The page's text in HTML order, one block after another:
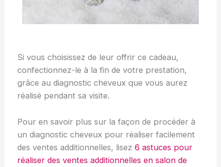
Si vous choisissez de leur offrir ce cadeau,
confectionnez-le à la fin de votre prestation,
grâce au diagnostic cheveux que vous aurez
réalisé pendant sa visite.
Pour en savoir plus sur la façon de procéder à
un diagnostic cheveux pour réaliser facilement
des ventes additionnelles, lisez6 astuces pour
réaliser des ventes additionnelles en salon de